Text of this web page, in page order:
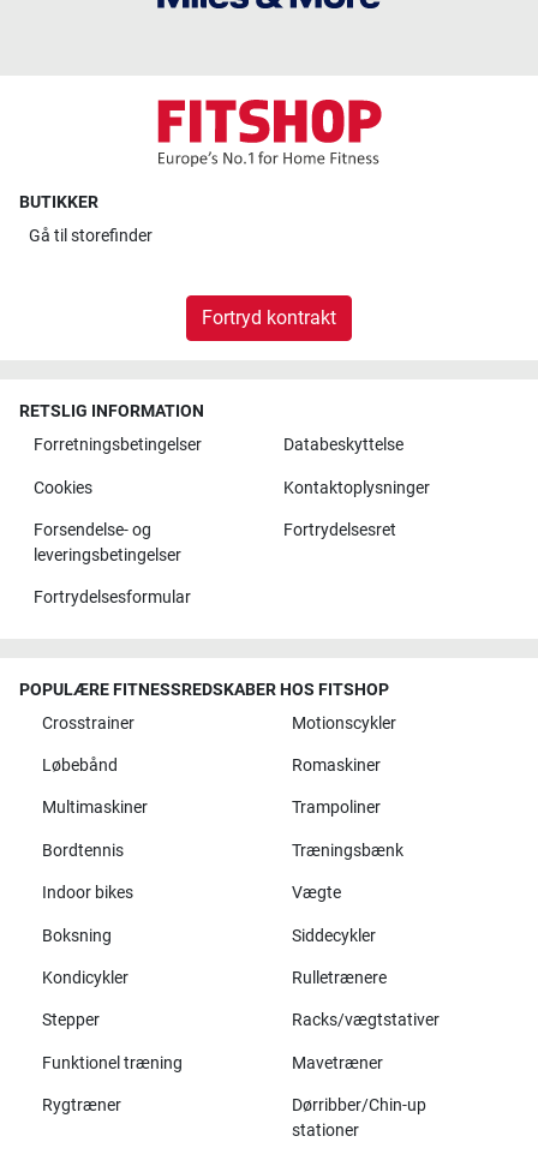
BUTIKKER
Gå til storefinder
Fortryd kontrakt
RETSLIG INFORMATION
Forretningsbetingelser
Databeskyttelse
Cookies Kontaktoplysninger
Forsendelse- og
leveringsbetingelser
Fortrydelsesret
Fortrydelsesformular
POPULÆRE FITNESSREDSKABER HOS FITSHOP
Crosstrainer
Motionscykler
Løbebånd Romaskiner
Multimaskiner Trampoliner
Bordtennis Træningsbænk
Indoor bikes Vægte
Boksning Siddecykler
Kondicykler Rulletrænere
Stepper Racks/vægtstativer
Funktionel træning Mavetræner
Rygtræner
Dørribber/Chin-up
stationer